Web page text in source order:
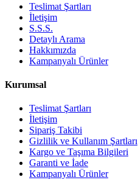
Teslimat Şartları
İletişim
S.S.S.
Detaylı Arama
Hakkımızda
Kampanyalı Ürünler
Kurumsal
Teslimat Şartları
İletişim
Sipariş Takibi
Gizlilik ve Kullanım Şartları
Kargo ve Taşıma Bilgileri
Garanti ve İade
Kampanyalı Ürünler